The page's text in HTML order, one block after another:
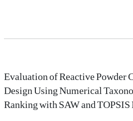
Evaluation of Reactive Powder
Design Using Numerical
Ranking with SAW and